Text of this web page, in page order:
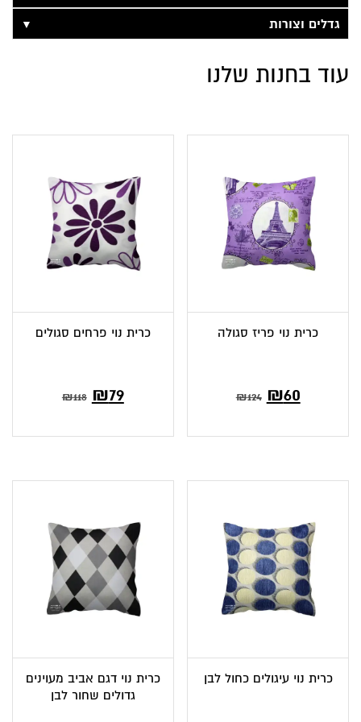
גדלים וצורות
▼
עוד בחנות שלנו
כרית נוי פריז סגולה
₪124 המחיר
₪124.
₪60המחיר
₪60.
כרית נוי פרחים סגולים
₪118 ₪79
כרית נוי עיגולים כחול לבן
כרית נוי דגם אביב מעוינים
גדולים שחור לבן